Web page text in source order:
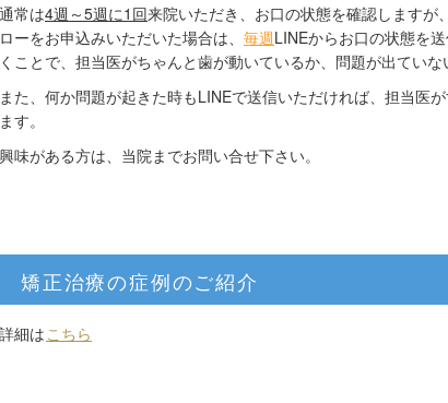
通常は4週～5週に1回来院いただき、お口の状態を確認しますが
ローをお申込みいただいた場合は、 毎週LINEからお口の状態を
くことで、担当医がちゃんと歯が動いているか、問題が出てい
また、何か問題が起きた時もLINEで送信いただければ、担当医
ます。
興味がある方は、当院までお問い合せ下さい。
矯正治療の症例のご紹介
詳細は こちら